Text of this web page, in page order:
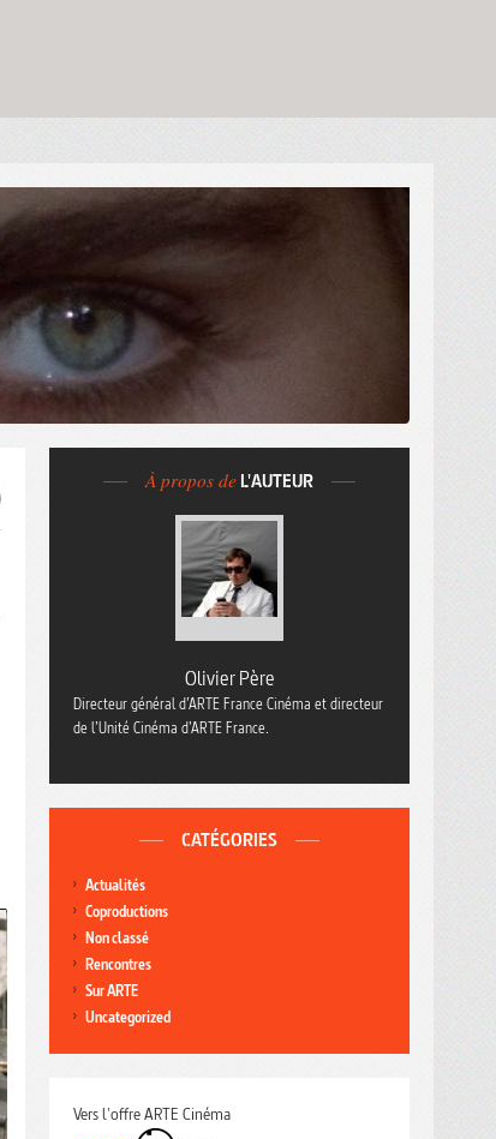
À propos de L'AUTEUR
Olivier Père
Directeur général d’ARTE France Cinéma et directeur
de l’Unité Cinéma d’ARTE France.
CATÉGORIES
Actualités
Coproductions
Non classé
Rencontres
Sur ARTE
Uncategorized
Vers l'offre ARTE Cinéma